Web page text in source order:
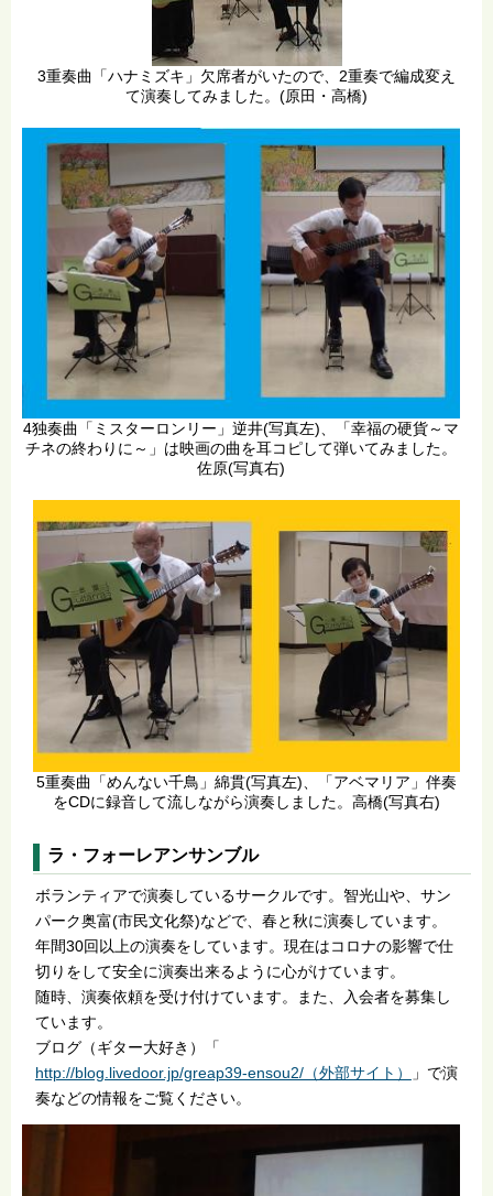
3重奏曲「ハナミズキ」欠席者がいたので、2重奏で編成変え
て演奏してみました。(原田・高橋)
4独奏曲「ミスターロンリー」逆井(写真左)、「幸福の硬貨～マ
チネの終わりに～」は映画の曲を耳コピして弾いてみました。
佐原(写真右)
5重奏曲「めんない千鳥」綿貫(写真左)、「アベマリア」伴奏
をCDに録音して流しながら演奏しました。高橋(写真右)
ラ・フォーレアンサンブル
ボランティアで演奏しているサークルです。智光山や、サン
パーク奥富(市民文化祭)などで、春と秋に演奏しています。
年間30回以上の演奏をしています。現在はコロナの影響で仕
切りをして安全に演奏出来るように心がけています。
随時、演奏依頼を受け付けています。また、入会者を募集し
ています。
ブログ（ギター大好き）「
http://blog.livedoor.jp/greap39-ensou2/（外部サイト）
」で演
奏などの情報をご覧ください。